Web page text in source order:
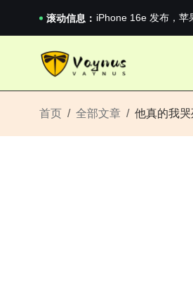
滚动信息： iPhone 16e 发布，苹
2026澳网男单收官：
iPhone 16e 发布，苹
首页 全部文章 他真的我